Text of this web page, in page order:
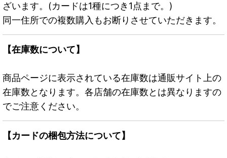
ざいます。(カードは1種につき1点まで。)
同一住所での複数購入もお断りさせていただきます。
【在庫数について】
商品ページに表示されている在庫数は通販サイト上の
在庫数となります。各店舗の在庫数とは異なりますの
でご注意ください。
【カードの梱包方法について】